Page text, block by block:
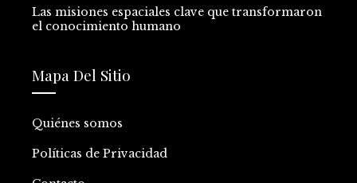
Las misiones espaciales clave que transformaron
el conocimiento humano
Mapa Del Sitio
Quiénes somos
Políticas de Privacidad